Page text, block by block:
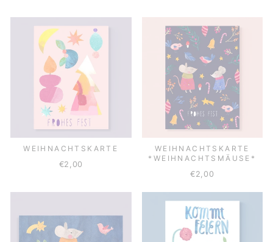
WEIHNACHTSKARTE
€2,00
WEIHNACHTSKARTE
*WEIHNACHTSMÄUSE*
€2,00